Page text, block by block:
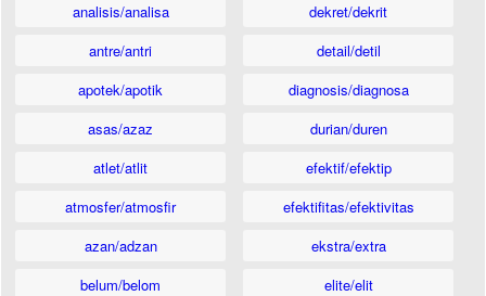
analisis/analisa
antre/antri
apotek/apotik
asas/azaz
atlet/atlit
atmosfer/atmosfir
azan/adzan
belum/belom
dekret/dekrit
detail/detil
diagnosis/diagnosa
durian/duren
efektif/efektip
efektifitas/efektivitas
ekstra/extra
elite/elit